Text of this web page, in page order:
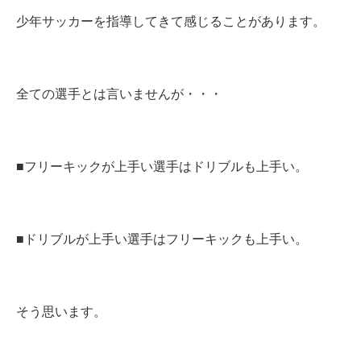
少年サッカーを指導してきて感じることがあります。
全ての選手とは言いませんが・・・
■フリーキックが上手い選手はドリブルも上手い。
■ドリブルが上手い選手はフリーキックも上手い。
そう思います。